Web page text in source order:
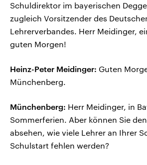
Schuldirektor im bayerischen
zugleich Vorsitzender des
Lehrerverbandes. Herr Meidinger,
guten Morgen!
Heinz-Peter Meidinger: Guten
Münchenberg.
Münchenberg: Herr Meidinger, in
Sommerferien. Aber können Sie
absehen, wie viele Lehrer an Ihrer
Schulstart fehlen werden?